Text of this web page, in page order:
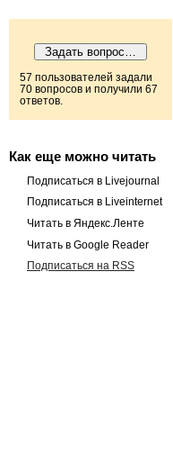
57 пользователей задали
70 вопросов и получили 67
ответов.
Как еще можно читать
Подписаться в Livejournal
Подписаться в Liveinternet
Читать в Яндекс.Ленте
Читать в Google Reader
Подписаться на RSS